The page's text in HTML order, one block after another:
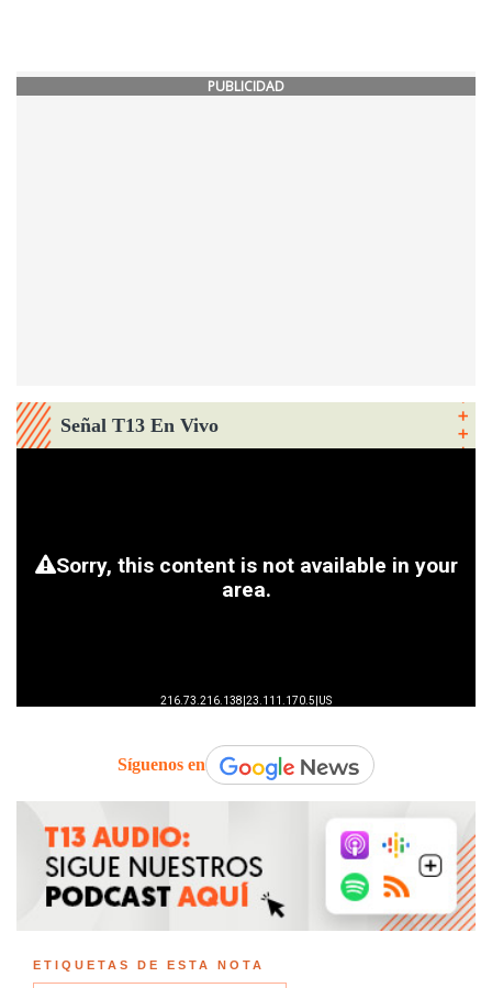
PUBLICIDAD
Señal T13 En Vivo
Síguenos en
ETIQUETAS DE ESTA NOTA